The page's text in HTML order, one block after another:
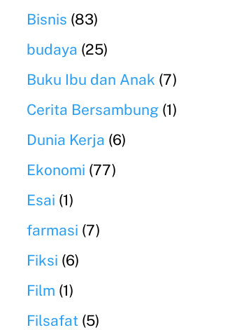
Bisnis (83)
budaya (25)
Buku Ibu dan Anak (7)
Cerita Bersambung (1)
Dunia Kerja (6)
Ekonomi (77)
Esai (1)
farmasi (7)
Fiksi (6)
Film (1)
Filsafat (5)